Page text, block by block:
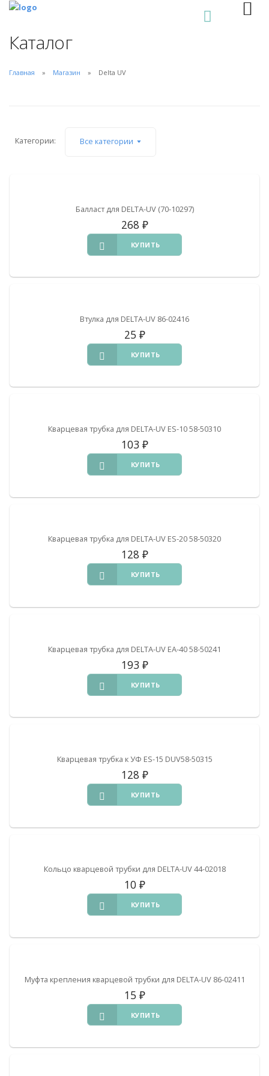
Каталог
Главная Магазин Delta UV
Категории: Все категории
Балласт для DELTA-UV (70-10297)
268 ₽
КУПИТЬ
Втулка для DELTA-UV 86-02416
25 ₽
КУПИТЬ
Кварцевая трубка для DELTA-UV ES-10 58-50310
103 ₽
КУПИТЬ
Кварцевая трубка для DELTA-UV ES-20 58-50320
128 ₽
КУПИТЬ
Кварцевая трубка для DELTA-UV ЕА-40 58-50241
193 ₽
КУПИТЬ
Кварцевая трубка к УФ ES-15 DUV58-50315
128 ₽
КУПИТЬ
Кольцо кварцевой трубки для DELTA-UV 44-02018
10 ₽
КУПИТЬ
Муфта крепления кварцевой трубки для DELTA-UV 86-02411
15 ₽
КУПИТЬ